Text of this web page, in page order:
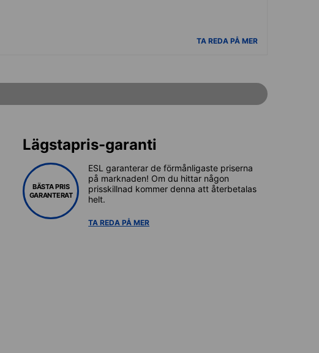
TA REDA PÅ MER
Lägstapris-garanti
BÄSTA PRIS
GARANTERAT
ESL garanterar de förmånligaste priserna
på marknaden! Om du hittar någon
prisskillnad kommer denna att återbetalas
helt.
TA REDA PÅ MER